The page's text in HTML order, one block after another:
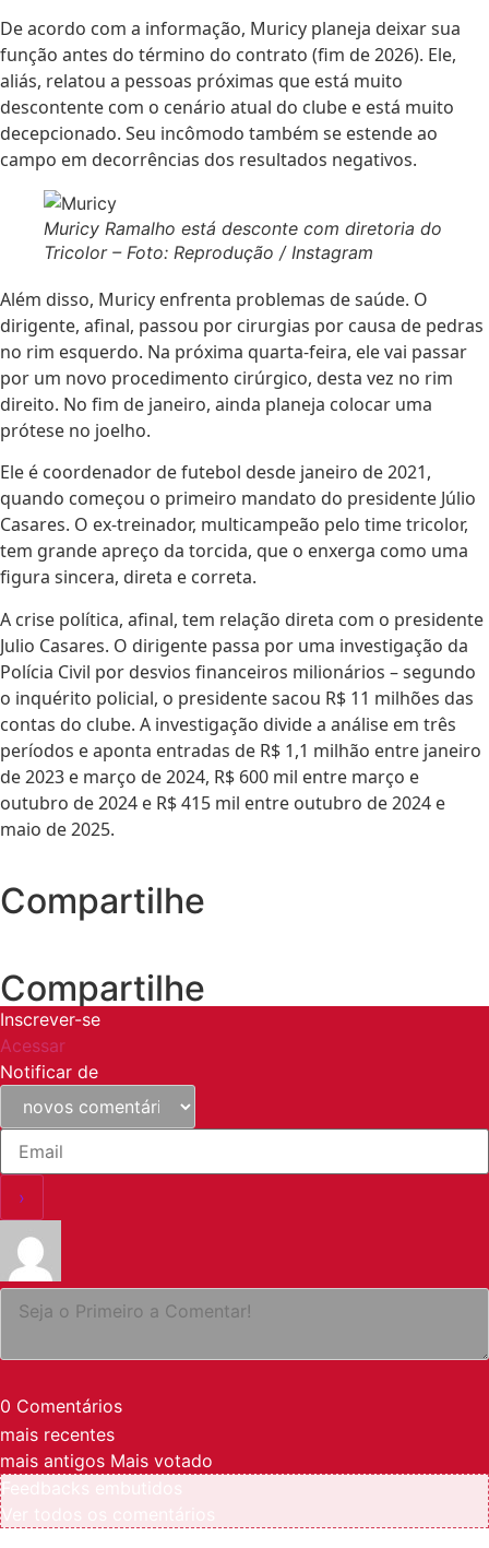
De acordo com a informação, Muricy planeja deixar sua
função antes do término do contrato (fim de 2026). Ele,
aliás, relatou a pessoas próximas que está muito
descontente com o cenário atual do clube e está muito
decepcionado. Seu incômodo também se estende ao
campo em decorrências dos resultados negativos.
Muricy Ramalho está desconte com diretoria do
Tricolor – Foto: Reprodução / Instagram
Além disso, Muricy enfrenta problemas de saúde. O
dirigente, afinal, passou por cirurgias por causa de pedras
no rim esquerdo. Na próxima quarta-feira, ele vai passar
por um novo procedimento cirúrgico, desta vez no rim
direito. No fim de janeiro, ainda planeja colocar uma
prótese no joelho.
Ele é coordenador de futebol desde janeiro de 2021,
quando começou o primeiro mandato do presidente Júlio
Casares. O ex-treinador, multicampeão pelo time tricolor,
tem grande apreço da torcida, que o enxerga como uma
figura sincera, direta e correta.
A crise política, afinal, tem relação direta com o presidente
Julio Casares. O dirigente passa por uma investigação da
Polícia Civil por desvios financeiros milionários – segundo
o inquérito policial, o presidente sacou R$ 11 milhões das
contas do clube. A investigação divide a análise em três
períodos e aponta entradas de R$ 1,1 milhão entre janeiro
de 2023 e março de 2024, R$ 600 mil entre março e
outubro de 2024 e R$ 415 mil entre outubro de 2024 e
maio de 2025.
Compartilhe
Compartilhe
Inscrever-se
Acessar
Notificar de
0 Comentários
mais recentes
mais antigos Mais votado